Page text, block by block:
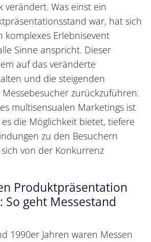
verändert. Was einst ein
war, hat sich
komplexes Erlebnisevent
Sinne anspricht. Dieser
auf das veränderte
und die steigenden
zurückzuführen.
multisensualen Marketings ist
die Möglichkeit bietet, tiefere
zu den Besuchern
von der Konkurrenz
Produktpräsentation
So geht Messestand
1990er Jahren waren Messen